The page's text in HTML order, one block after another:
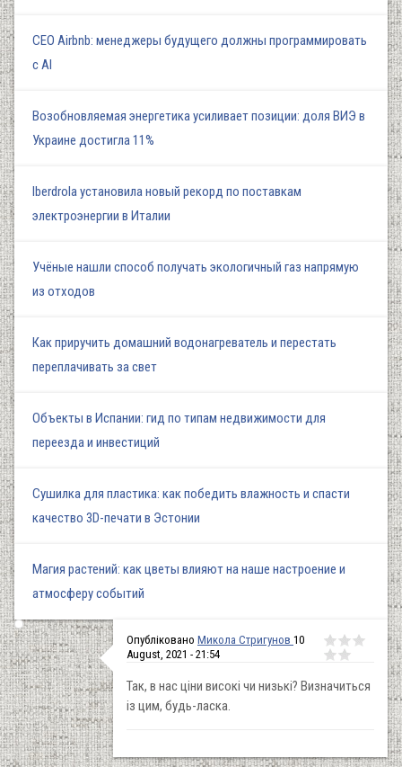
СЕО Airbnb: менеджеры будущего должны программировать
с AI
Возобновляемая энергетика усиливает позиции: доля ВИЭ в
Украине достигла 11%
Iberdrola установила новый рекорд по поставкам
электроэнергии в Италии
Учёные нашли способ получать экологичный газ напрямую
из отходов
Как приручить домашний водонагреватель и перестать
переплачивать за свет
Объекты в Испании: гид по типам недвижимости для
переезда и инвестиций
Сушилка для пластика: как победить влажность и спасти
качество 3D-печати в Эстонии
Магия растений: как цветы влияют на наше настроение и
атмосферу событий
Опубліковано Микола Стригунов 10
August, 2021 - 21:54
Так, в нас ціни високі чи низькі? Визначиться
із цим, будь-ласка.